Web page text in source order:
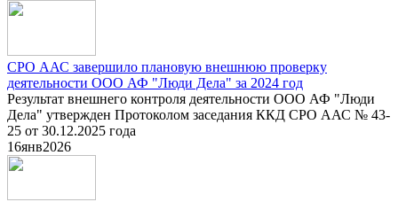
СРО ААС завершило плановую внешнюю проверку
деятельности ООО АФ "Люди Дела" за 2024 год
Результат внешнего контроля деятельности ООО АФ "Люди
Дела" утвержден Протоколом заседания ККД СРО ААС № 43-
25 от 30.12.2025 года
16янв2026